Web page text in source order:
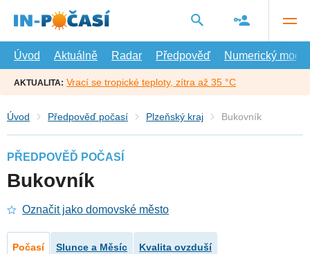
hlavní
Úvod
Aktuálně Radar Předpověď Numerický model
AKTUALITA: Vrací se tropické teploty, zítra až 35 °C
Úvod Předpověď počasí Plzeňský kraj Bukovník
PŘEDPOVĚĎ POČASÍ
Bukovník
Označit jako domovské město
Počasí Slunce a Měsíc Kvalita ovzduší